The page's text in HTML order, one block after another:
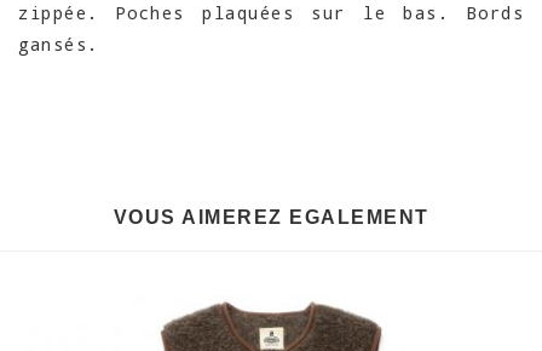
zippée. Poches plaquées sur le bas. Bords
gansés.
VOUS AIMEREZ EGALEMENT